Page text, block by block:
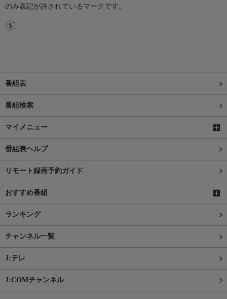
のみ表記が許されているマークです。
番組表
番組検索
マイメニュー
番組表ヘルプ
リモート録画予約ガイド
おすすめ番組
ランキング
チャンネル一覧
J:テレ
J:COMチャンネル